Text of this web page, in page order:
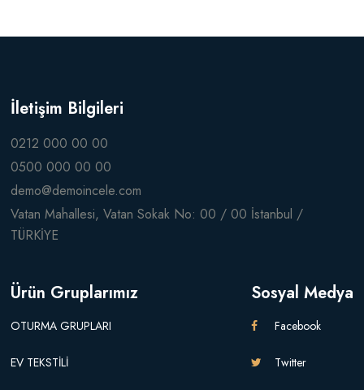
İletişim Bilgileri
0212 000 00 00
0500 000 00 00
demo@demoincele.com
Vatan Mahallesi, Vatan Sokak No: 00 / 00 İstanbul /
TÜRKİYE
Ürün Gruplarımız
OTURMA GRUPLARI
EV TEKSTİLİ
Sosyal Medya
Facebook
Twitter